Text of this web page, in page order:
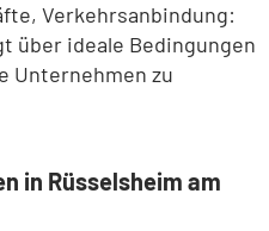
Verkehrsanbindung:
über ideale Bedingungen
Unternehmen zu
in Rüsselsheim am